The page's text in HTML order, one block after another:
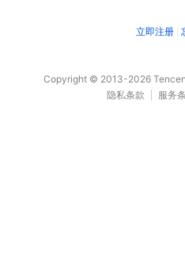
立即注册
Copyright © 2013-2026
隐私条款
服务